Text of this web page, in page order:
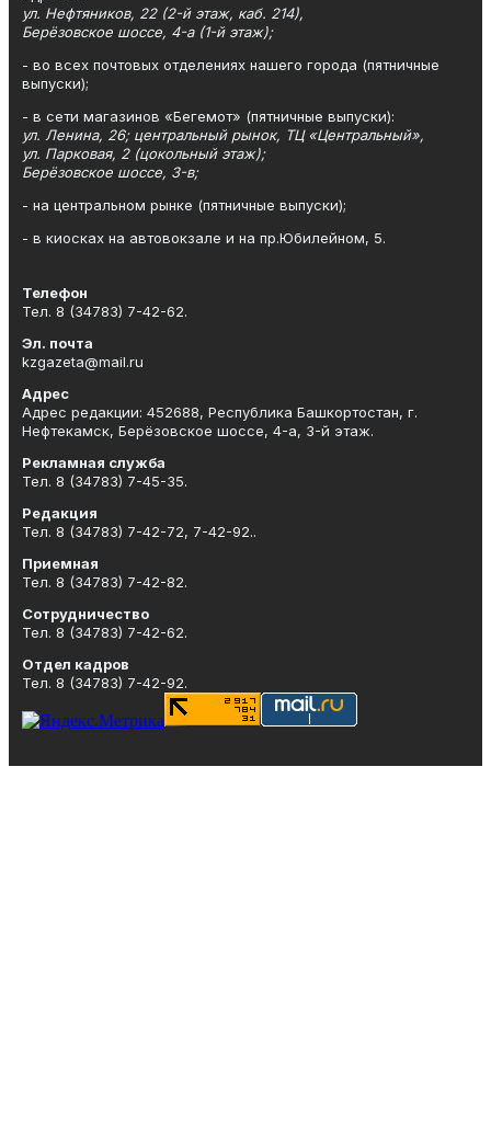
ул. Нефтяников, 22 (2-й этаж, каб. 214),
Берёзовское шоссе, 4-а (1-й этаж);
- во всех почтовых отделениях нашего города (пятничные
выпуски);
- в сети магазинов «Бегемот» (пятничные выпуски):
ул. Ленина, 26; центральный рынок, ТЦ «Центральный»,
ул. Парковая, 2 (цокольный этаж);
Берёзовское шоссе, 3-в;
- на центральном рынке (пятничные выпуски);
- в киосках на автовокзале и на пр.Юбилейном, 5.
Телефон
Тел. 8 (34783) 7-42-62.
Эл. почта
kzgazeta@mail.ru
Адрес
Адрес редакции: 452688, Республика Башкортостан, г.
Нефтекамск, Берёзовское шоссе, 4-а, 3-й этаж.
Рекламная служба
Тел. 8 (34783) 7-45-35.
Редакция
Тел. 8 (34783) 7-42-72, 7-42-92..
Приемная
Тел. 8 (34783) 7-42-82.
Сотрудничество
Тел. 8 (34783) 7-42-62.
Отдел кадров
Тел. 8 (34783) 7-42-92.